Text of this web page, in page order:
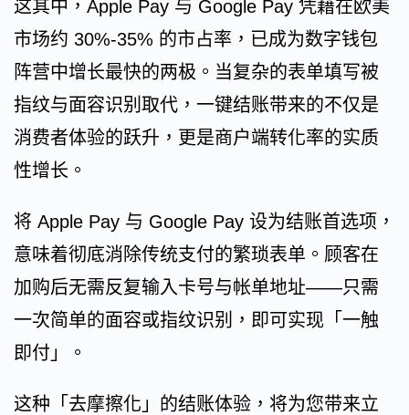
这其中，Apple Pay 与 Google Pay 凭藉在欧美
市场约 30%-35% 的市占率，已成为数字钱包
阵营中增长最快的两极。当复杂的表单填写被
指纹与面容识别取代，一键结账带来的不仅是
消费者体验的跃升，更是商户端转化率的实质
性增长。
将 Apple Pay 与 Google Pay 设为结账首选项，
意味着彻底消除传统支付的繁琐表单。顾客在
加购后无需反复输入卡号与帐单地址——只需
一次简单的面容或指纹识别，即可实现 「 一触
即付 」 。
这种 「 去摩擦化 」 的结账体验，将为您带来立